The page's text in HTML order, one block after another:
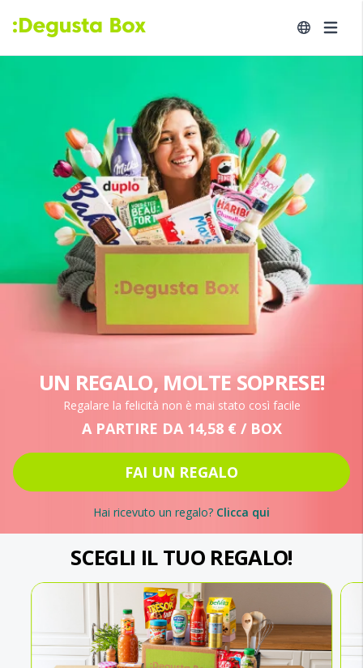
UN REGALO, MOLTE SOPRESE!
Regalare la felicità non è mai stato così facile
A PARTIRE DA 14,58 € / BOX
FAI UN REGALO
Hai ricevuto un regalo? Clicca qui
SCEGLI IL TUO REGALO!